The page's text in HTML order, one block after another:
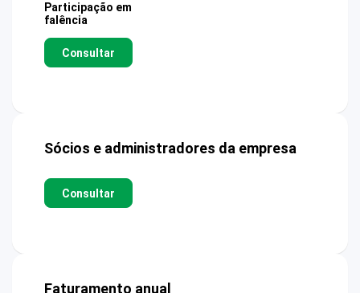
Participação em
falência
Consultar
Sócios e administradores da empresa
Consultar
Faturamento anual